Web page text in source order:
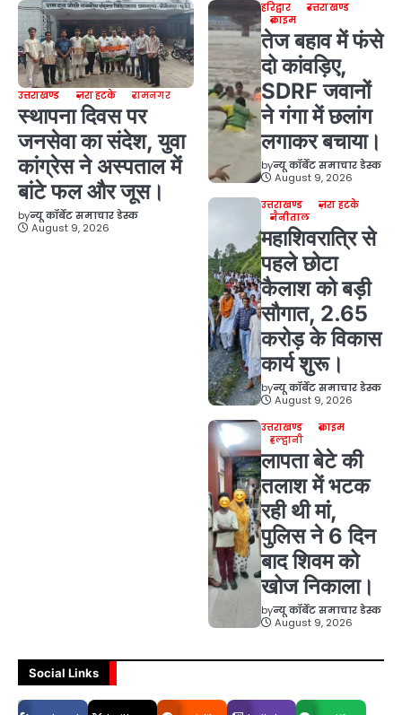
उत्तराखण्ड ज़रा हटके रामनगर
स्थापना दिवस पर
जनसेवा का संदेश, युवा
कांग्रेस ने अस्पताल में
बांटे फल और जूस।
byन्यू कॉर्बेट समाचार डेस्क
August 9, 2026
हरिद्वार
उत्तराखण्ड
क्राइम
तेज बहाव में फंसे
दो कांवड़िए,
SDRF जवानों
ने गंगा में छलांग
लगाकर बचाया।
byन्यू कॉर्बेट समाचार डेस्क
August 9, 2026
उत्तराखण्ड
ज़रा हटके
नैनीताल
महाशिवरात्रि से
पहले छोटा
कैलाश को बड़ी
सौगात, 2.65
करोड़ के विकास
कार्य शुरू।
byन्यू कॉर्बेट समाचार डेस्क
August 9, 2026
उत्तराखण्ड
क्राइम
हल्द्वानी
लापता बेटे की
तलाश में भटक
रही थी मां,
पुलिस ने 6 दिन
बाद शिवम को
खोज निकाला।
byन्यू कॉर्बेट समाचार डेस्क
August 9, 2026
Social Links